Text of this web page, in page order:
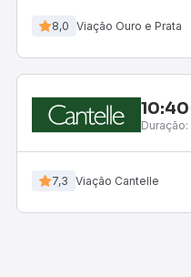
8,0 Viação Ouro e Prata
10:40
Duração:
7,3 Viação Cantelle